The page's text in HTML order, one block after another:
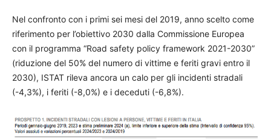
Nel confronto con i primi sei mesi del 2019, anno scelto come
riferimento per l’obiettivo 2030 dalla Commissione Europea
con il programma “Road safety policy framework 2021-2030”
(riduzione del 50% del numero di vittime e feriti gravi entro il
2030), ISTAT rileva ancora un calo per gli incidenti stradali
(-4,3%), i feriti (-8,0%) e i deceduti (-6,8%).